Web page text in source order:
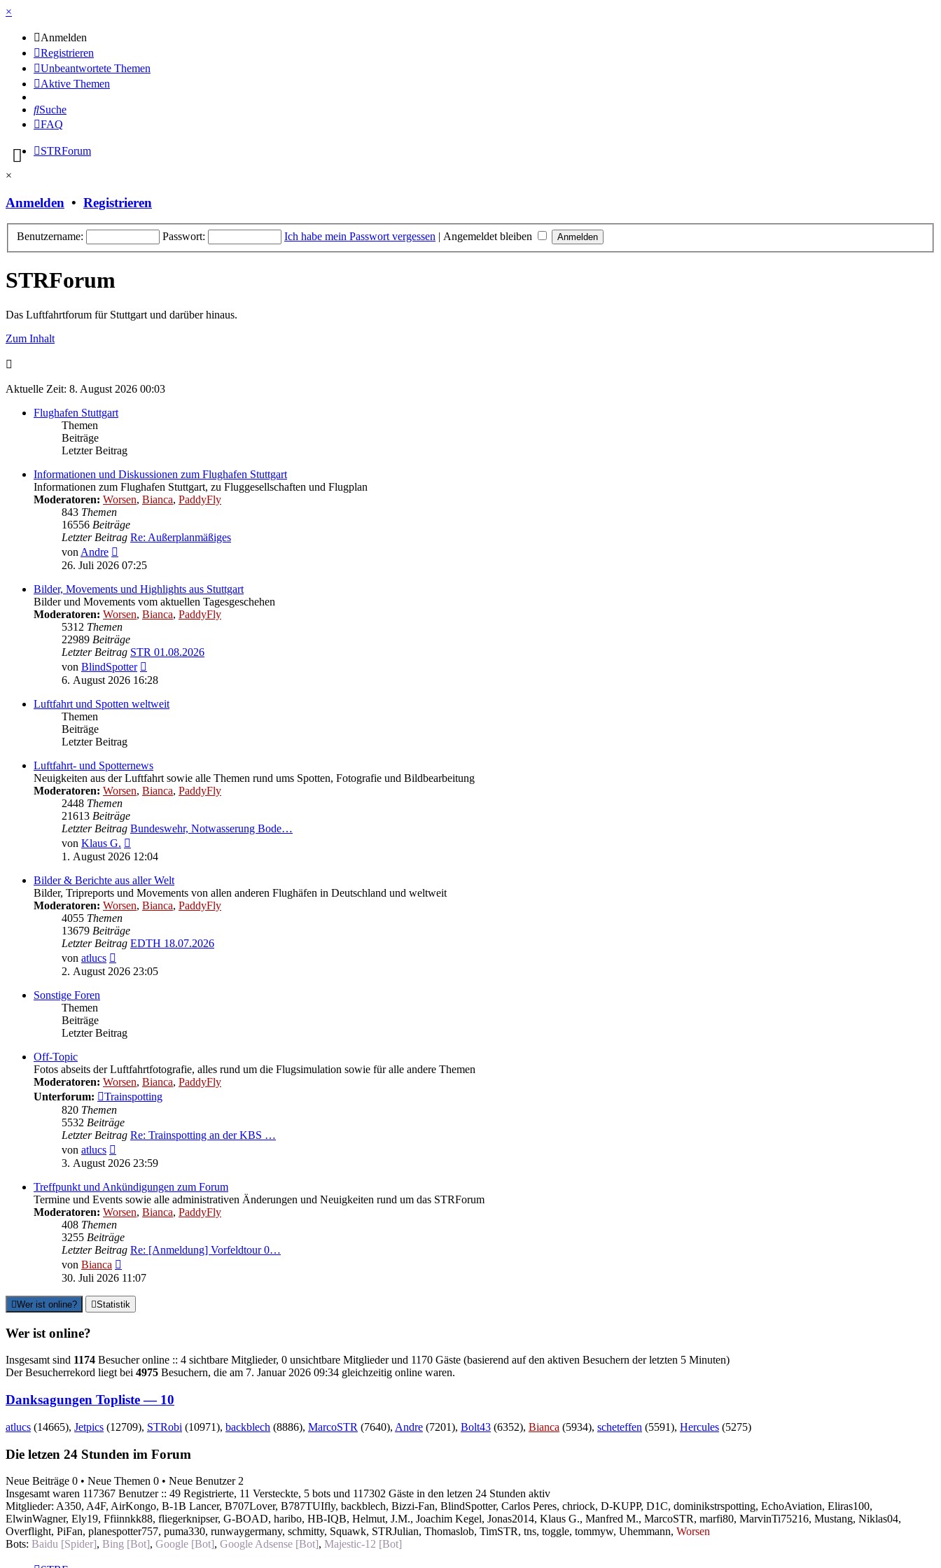
×
Anmelden
Registrieren
Unbeantwortete Themen
Aktive Themen
Suche
FAQ
STRForum
×
Anmelden • Registrieren
Benutzername: Passwort: Ich habe mein Passwort vergessen | Angemeldet bleiben
STRForum
Das Luftfahrtforum für Stuttgart und darüber hinaus.
Zum Inhalt
Aktuelle Zeit: 8. August 2026 00:03
Flughafen Stuttgart
Themen
Beiträge
Letzter Beitrag
Informationen und Diskussionen zum Flughafen Stuttgart
Informationen zum Flughafen Stuttgart, zu Fluggesellschaften und Flugplan
Moderatoren: Worsen, Bianca, PaddyFly
843 Themen
16556 Beiträge
Letzter Beitrag Re: Außerplanmäßiges
von Andre
Beitrag
26. Juli 2026 07:25
Bilder, Movements und Highlights aus Stuttgart
Bilder und Movements vom aktuellen Tagesgeschehen
Moderatoren: Worsen, Bianca, PaddyFly
5312 Themen
22989 Beiträge
Letzter Beitrag STR 01.08.2026
von BlindSpotter
Beitrag
6. August 2026 16:28
Luftfahrt und Spotten weltweit
Themen
Beiträge
Letzter Beitrag
Luftfahrt- und Spotternews
Neuigkeiten aus der Luftfahrt sowie alle Themen rund ums Spotten, Fotografie und Bildbearbeitung
Moderatoren: Worsen, Bianca, PaddyFly
2448 Themen
21613 Beiträge
Letzter Beitrag Bundeswehr, Notwasserung Bode…
von Klaus G.
Beitrag
1. August 2026 12:04
Bilder & Berichte aus aller Welt
Bilder, Tripreports und Movements von allen anderen Flughäfen in Deutschland und weltweit
Moderatoren: Worsen, Bianca, PaddyFly
4055 Themen
13679 Beiträge
Letzter Beitrag EDTH 18.07.2026
von atlucs
Beitrag
2. August 2026 23:05
Sonstige Foren
Themen
Beiträge
Letzter Beitrag
Off-Topic
Fotos abseits der Luftfahrtfotografie, alles rund um die Flugsimulation sowie für alle andere Themen
Moderatoren: Worsen, Bianca, PaddyFly
Unterforum:
Trainspotting
820 Themen
5532 Beiträge
Letzter Beitrag Re: Trainspotting an der KBS …
von atlucs
Beitrag
3. August 2026 23:59
Treffpunkt und Ankündigungen zum Forum
Termine und Events sowie alle administrativen Änderungen und Neuigkeiten rund um das STRForum
Moderatoren: Worsen, Bianca, PaddyFly
408 Themen
3255 Beiträge
Letzter Beitrag Re: [Anmeldung] Vorfeldtour 0…
von Bianca
Beitrag
30. Juli 2026 11:07
Wer ist online? Statistik
Wer ist online?
Insgesamt sind 1174 Besucher online :: 4 sichtbare Mitglieder, 0 unsichtbare Mitglieder und 1170 Gäste (basierend auf den aktiven Besuchern der letzten 5 Minuten)
Der Besucherrekord liegt bei 4975 Besuchern, die am 7. Januar 2026 09:34 gleichzeitig online waren.
Danksagungen Topliste — 10
atlucs (14665), Jetpics (12709), STRobi (10971), backblech (8886), MarcoSTR (7640), Andre (7201), Bolt43 (6352), Bianca (5934), scheteffen (5591), Hercules (5275)
Die letzen 24 Stunden im Forum
Neue Beiträge 0 • Neue Themen 0 • Neue Benutzer 2
Insgesamt waren 117367 Benutzer :: 49 Registrierte, 11 Versteckte, 5 bots und 117302 Gäste in den letzen 24 Stunden aktiv
Mitglieder: A350, A4F, AirKongo, B-1B Lancer, B707Lover, B787TUIfly, backblech, Bizzi-Fan, BlindSpotter, Carlos Peres, chriock, D-KUPP, D1C, dominikstrspotting, EchoAviation, Eliras100,
ElwinWagner, Ely19, Ffiinnkk88, fliegerknipser, G-BOAD, haribo, HB-IQB, Helmut, J.M., Joachim Kegel, Jonas2014, Klaus G., Manfred M., MarcoSTR, marfi80, MarvinTi75216, Mustang, Niklas04,
Overflight, PiFan, planespotter757, puma330, runwaygermany, schmitty, Squawk, STRJulian, Thomaslob, TimSTR, tns, toggle, tommyw, Uhemmann, Worsen
Bots: Baidu [Spider], Bing [Bot], Google [Bot], Google Adsense [Bot], Majestic-12 [Bot]